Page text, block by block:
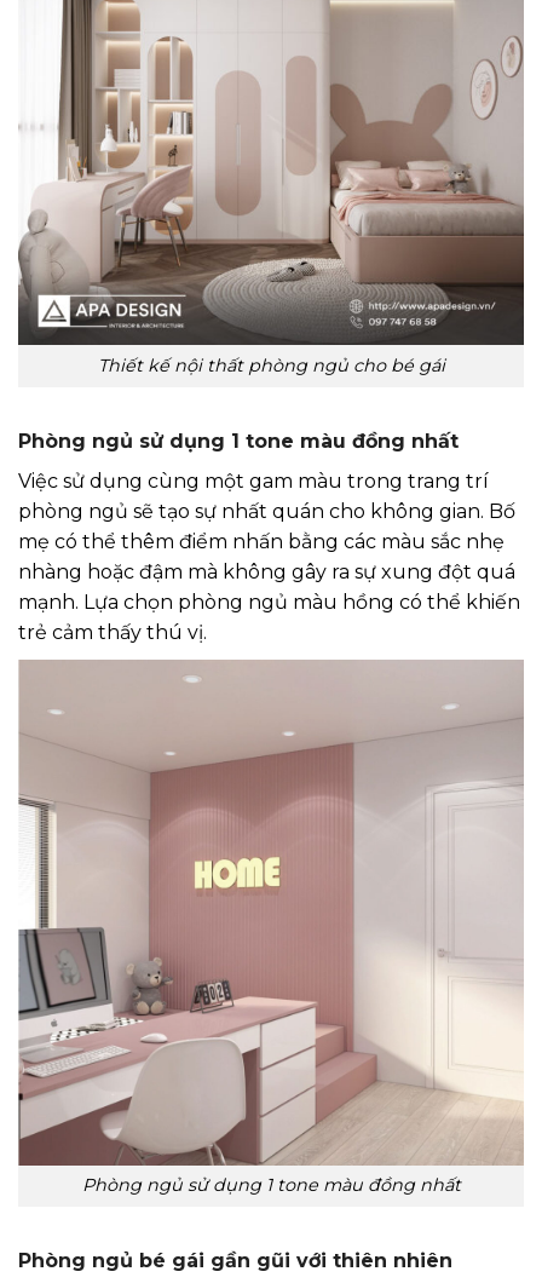
Thiết kế nội thất phòng ngủ cho bé gái
Phòng ngủ sử dụng 1 tone màu đồng nhất
Việc sử dụng cùng một gam màu trong trang trí
phòng ngủ sẽ tạo sự nhất quán cho không gian. Bố
mẹ có thể thêm điểm nhấn bằng các màu sắc nhẹ
nhàng hoặc đậm mà không gây ra sự xung đột quá
mạnh. Lựa chọn phòng ngủ màu hồng có thể khiến
trẻ cảm thấy thú vị.
Phòng ngủ sử dụng 1 tone màu đồng nhất
Phòng ngủ bé gái gần gũi với thiên nhiên